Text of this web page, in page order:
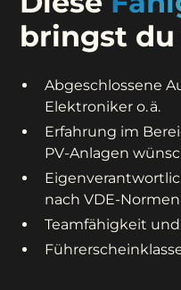
bringst
Abgeschlossene
Elektroniker o. ä.
Erfahrung im
PV-Anlagen
nach VDE-Normen
Teamfähigkeit